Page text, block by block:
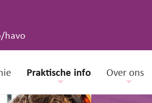
havo
Praktische info Over ons